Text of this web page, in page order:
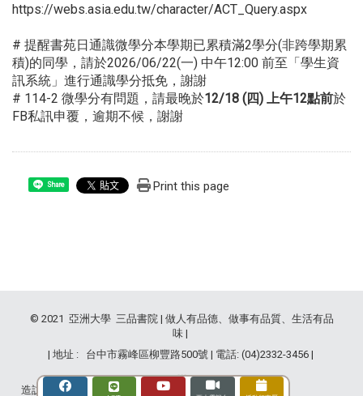
https://webs.asia.edu.tw/character/ACT_Query.aspx
# 提醒書苑日通識微學分本學期已累積滿2學分(非跨學期累
積)的同學，請於2026/06/22(一) 中午12:00 前至「學生資
訊系統」進行通識學分抵免，謝謝
# 114-2 微學分有問題，請最晚於12/18 (四) 上午12點前於
FB私訊申覆，逾期不候，謝謝
Share Print this page
© 2021 亞洲大學 三品書院 | 做人有品德、做事有品質、生活有品
味 |
| 地址 : 台中市霧峰區柳豐路500號 | 電話: (04)2332-3456 |
造訪人次 : 2835332